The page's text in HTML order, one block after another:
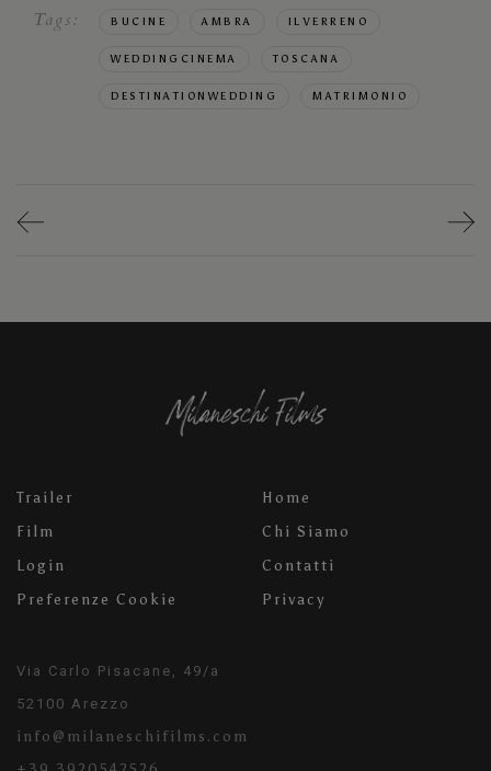
Tags: BUCINE AMBRA ILVERRENO
WEDDINGCINEMA TOSCANA
DESTINATIONWEDDING MATRIMONIO
Trailer
Film
Login
Preferenze Cookie
Home
Chi Siamo
Contatti
Privacy
Via Carlo Pisacane, 49/a
52100 Arezzo
info@milaneschifilms.com